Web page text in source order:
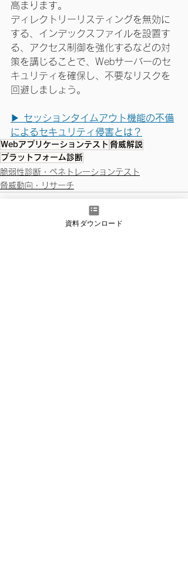
高まります。
ディレクトリーリスティングを無効に
する、インデックスファイルを設置す
る、アクセス制御を強化するなどの対
策を講じることで、Webサーバーのセ
キュリティを確保し、不要なリスクを
回避しましょう。
▶ セッションタイムアウト機能の不備
によるセキュリティ侵害とは？
Webアプリケーションテスト 脅威解説
プラットフォーム診断
脆弱性診断・ペネトレーションテスト
脅威動向・リサーチ
資料ダウンロード